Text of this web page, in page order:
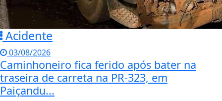
Acidente
03/08/2026
Caminhoneiro fica ferido após bater na
traseira de carreta na PR-323, em
Paiçandu...